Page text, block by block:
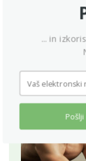
demenco
... in
Pošlji